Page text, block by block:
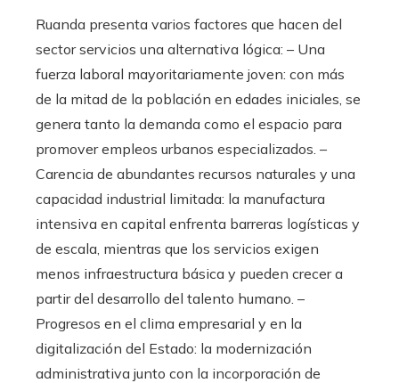
Ruanda presenta varios factores que hacen del
sector servicios una alternativa lógica: – Una
fuerza laboral mayoritariamente joven: con más
de la mitad de la población en edades iniciales, se
genera tanto la demanda como el espacio para
promover empleos urbanos especializados. –
Carencia de abundantes recursos naturales y una
capacidad industrial limitada: la manufactura
intensiva en capital enfrenta barreras logísticas y
de escala, mientras que los servicios exigen
menos infraestructura básica y pueden crecer a
partir del desarrollo del talento humano. –
Progresos en el clima empresarial y en la
digitalización del Estado: la modernización
administrativa junto con la incorporación de